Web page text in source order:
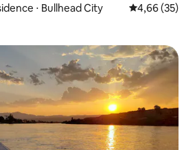
⋅ Bullhead City Évaluation
4,66 (35)